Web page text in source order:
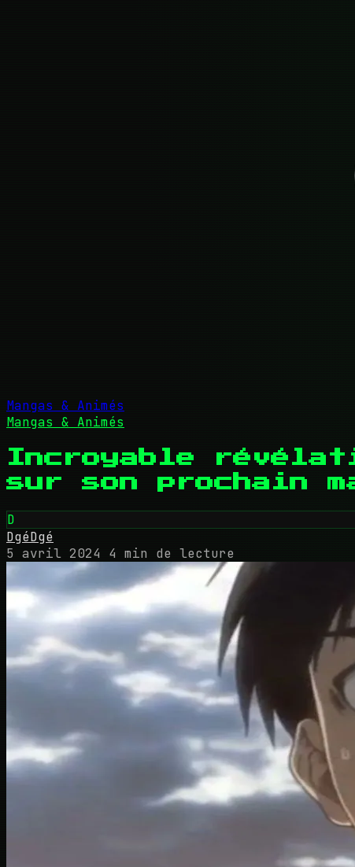
Mangas & Animés
Mangas & Animés
Incroyable
sur son prochain
D
DgéDgé
5 avril 2024 4 min de lecture